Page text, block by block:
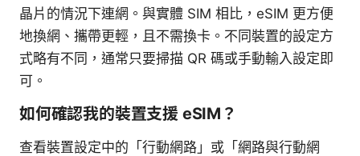
晶片的情況下連網。與實體 SIM 相比，eSIM 更方便
地換網、攜帶更輕，且不需換卡。不同裝置的設定方
式略有不同，通常只要掃描 QR 碼或手動輸入設定即
可。
如何確認我的裝置支援 eSIM？
查看裝置設定中的「行動網路」或「網路與行動網